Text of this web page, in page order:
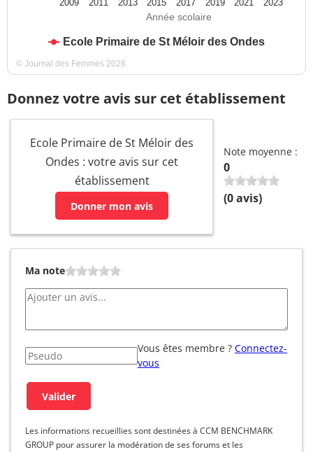
Année scolaire
Ecole Primaire de St Méloir des Ondes
2009 2011 2013 2015 2017 2019 2021 2023
© Journal des Femmes 2026
Donnez votre avis sur cet établissement
Ecole Primaire de St Méloir des
Ondes : votre avis sur cet
établissement
Donner mon avis
Note moyenne :
0
(0avis)
Ma note
Vous êtes membre ? Connectez-
vous
Les informations recueillies sont destinées à CCM BENCHMARK
GROUP pour assurer la modération de ses forums et les